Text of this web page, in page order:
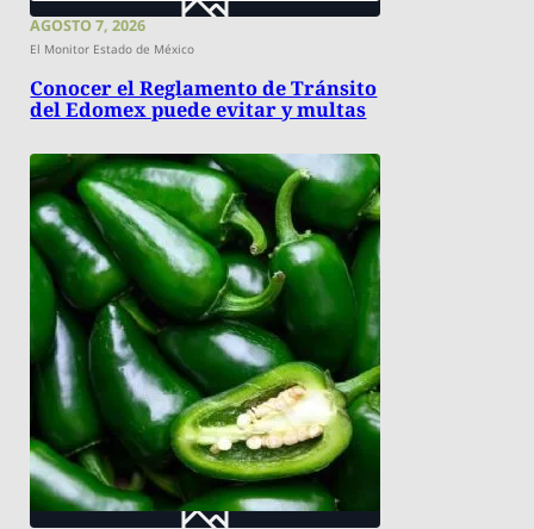
AGOSTO 7, 2026
El Monitor Estado de México
Conocer el Reglamento de Tránsito
del Edomex puede evitar y multas